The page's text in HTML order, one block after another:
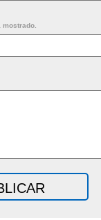
mostrado.